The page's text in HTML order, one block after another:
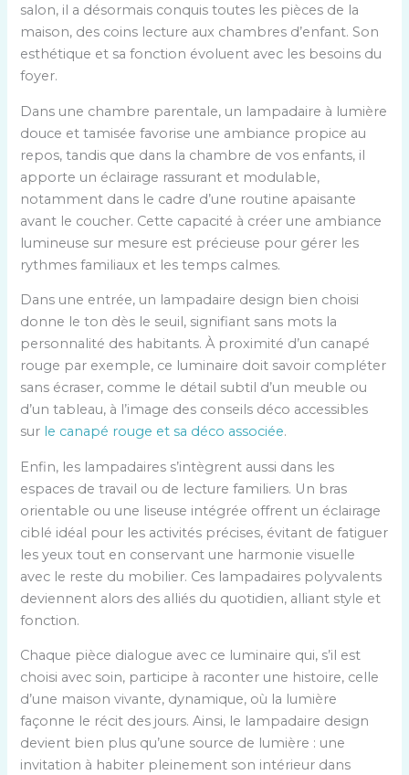
salon, il a désormais conquis toutes les pièces de la
maison, des coins lecture aux chambres d’enfant. Son
esthétique et sa fonction évoluent avec les besoins du
foyer.
Dans une chambre parentale, un lampadaire à lumière
douce et tamisée favorise une ambiance propice au
repos, tandis que dans la chambre de vos enfants, il
apporte un éclairage rassurant et modulable,
notamment dans le cadre d’une routine apaisante
avant le coucher. Cette capacité à créer une ambiance
lumineuse sur mesure est précieuse pour gérer les
rythmes familiaux et les temps calmes.
Dans une entrée, un lampadaire design bien choisi
donne le ton dès le seuil, signifiant sans mots la
personnalité des habitants. À proximité d’un canapé
rouge par exemple, ce luminaire doit savoir compléter
sans écraser, comme le détail subtil d’un meuble ou
d’un tableau, à l’image des conseils déco accessibles
sur le canapé rouge et sa déco associée.
Enfin, les lampadaires s’intègrent aussi dans les
espaces de travail ou de lecture familiers. Un bras
orientable ou une liseuse intégrée offrent un éclairage
ciblé idéal pour les activités précises, évitant de fatiguer
les yeux tout en conservant une harmonie visuelle
avec le reste du mobilier. Ces lampadaires polyvalents
deviennent alors des alliés du quotidien, alliant style et
fonction.
Chaque pièce dialogue avec ce luminaire qui, s’il est
choisi avec soin, participe à raconter une histoire, celle
d’une maison vivante, dynamique, où la lumière
façonne le récit des jours. Ainsi, le lampadaire design
devient bien plus qu’une source de lumière : une
invitation à habiter pleinement son intérieur dans